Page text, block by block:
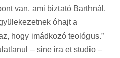
van, ami biztató Barthnál.
óhajt a
hogy imádkozó teológus.”
– sine ira et studio –